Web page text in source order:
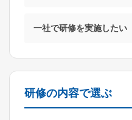
一社で研修を実施したい
研修の内容で選ぶ